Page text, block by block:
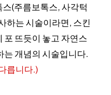
(주름보톡스, 사각턱
하는 시술이라면, 스킨
포 뜨듯이 놓고 자연스
는 개념의 시술입니다.
릅니다.)